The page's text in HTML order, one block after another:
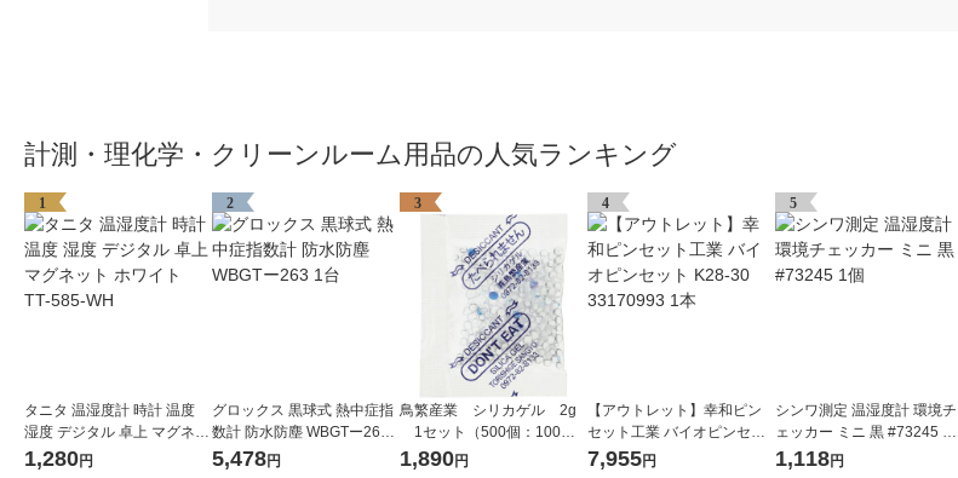
計測・理化学・クリーンルーム用品の人気ランキング
1
タニタ 温湿度計 時計 温度
湿度 デジタル 卓上 マグネッ
ト ホワイト TT-585-WH
1,280円
2
グロックス 黒球式 熱中症指
数計 防水防塵 WBGTー263
1台
5,478円
3
鳥繁産業 シリカゲル 2g
1セット（500個：100個
入×5袋）
1,890円
4
【アウトレット】幸和ピン
セット工業 バイオピンセッ
ト K28-30 33170993 1本
7,955円
5
シンワ測定 温湿度計 環境チ
ェッカー ミニ 黒 #73245 1
個
1,118円